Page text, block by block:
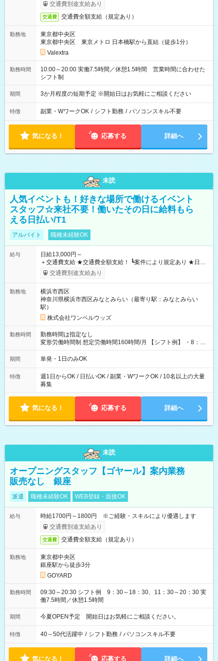
交通費別途支給あり
交通費 交通費全額支給（規定あり）
勤務地
東京都中央区
東京都中央区 東京メトロ 日本橋駅から直結（徒歩1分）
Valextra
勤務時間
10:00～20:00 実働7.5時間／休憩1.5時間 営業時間に合わせた
シフト制
期間 3か月程度の短期予定 ※開始日はお気軽にご相談ください
特徴 副業・WワークOK / シフト勤務 / パソコンスキル不要
気になる！ 応募する 詳細へ
未読
人気イベントも！好きな場所で働けるイベント
スタッフ☆来社不要！働いたその日に給料もら
える日払い/T1
アルバイト 職種未経験OK
給与
日給13,000円～
＋交通費支給 ★交通費全額支給！ ┗案件により規定あり ★日払
いOK！（規定あり） ┗働いたその日に現金GET♪ お仕事後はコ
ンビニATMから 日払い分を引き落とせます！ 【試用期間】試
交通費別途支給あり
勤務地
横浜市西区
神奈川県横浜市西区みなとみらい（最寄り駅：みなとみらい
駅）
株式会社ワンベルウッズ
勤務時間
勤務時間は指定なし
変形労働時間制 想定労働時間160時間/月 【シフト例】 ・8：00
～21：00
期間 単発・1日のみOK
特徴
週1日からOK / 日払いOK / 副業・WワークOK / 10名以上の大量
募集
気になる！ 応募する 詳細へ
未読
オープニングスタッフ【ゴヤール】案内業務
販売なし 銀座
派遣 職種未経験OK WEB登録・面接OK
給与
時給1700円～1800円 ※ご経験・スキルにより優遇します
交通費別途支給あり
交通費 交通費全額支給（規定あり）
勤務地
東京都中央区
銀座駅から徒歩3分
GOYARD
勤務時間
09:30～20:30 シフト例 9：30～18：30、11：30～20：30 実
働7.5時間／休憩1.5時間
期間 今夏OPEN予定 開始日はお気軽にご相談ください。
特徴 40～50代活躍中 / シフト勤務 / パソコンスキル不要
気になる！ 応募する 詳細へ